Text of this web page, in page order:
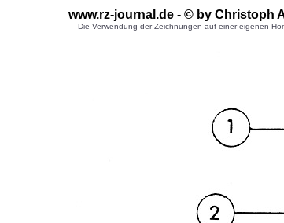
www.rz-journal.de - © by Christoph
Die Verwendung der Zeichnungen auf einer eigenen